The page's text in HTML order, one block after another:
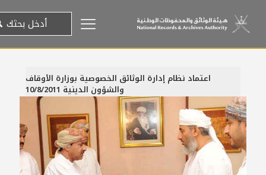
اعتماد نظام إدارة الوثائق الخصوصية بوزارة الأوقاف
والشؤون الدينية 10/8/2011